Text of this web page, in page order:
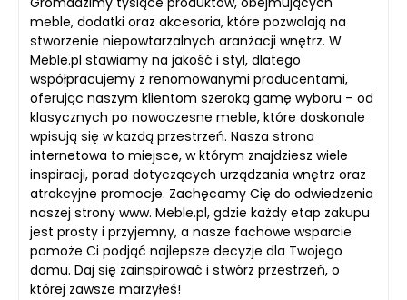
meble, dodatki oraz akcesoria, które pozwalają na
stworzenie niepowtarzalnych aranżacji wnętrz. W
Meble.pl stawiamy na jakość i styl, dlatego
współpracujemy z renomowanymi producentami,
oferując naszym klientom szeroką gamę wyboru – od
klasycznych po nowoczesne meble, które doskonale
wpisują się w każdą przestrzeń. Nasza strona
internetowa to miejsce, w którym znajdziesz wiele
inspiracji, porad dotyczących urządzania wnętrz oraz
atrakcyjne promocje. Zachęcamy Cię do odwiedzenia
naszej strony www. Meble.pl, gdzie każdy etap zakupu
jest prosty i przyjemny, a nasze fachowe wsparcie
pomoże Ci podjąć najlepsze decyzje dla Twojego
domu. Daj się zainspirować i stwórz przestrzeń, o
której zawsze marzyłeś!